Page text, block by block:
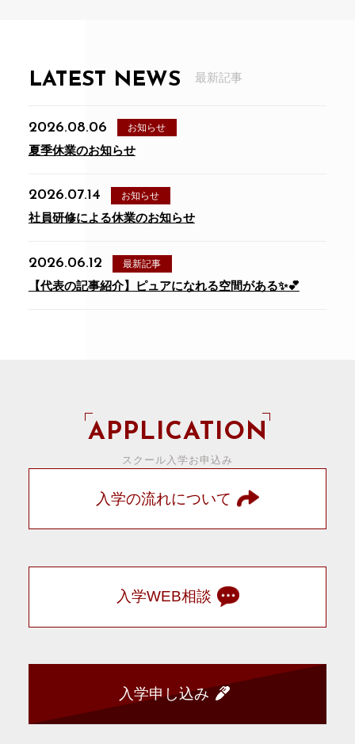
LATEST NEWS 最新記事
2026.08.06 お知らせ
夏季休業のお知らせ
2026.07.14 お知らせ
社員研修による休業のお知らせ
2026.06.12 最新記事
【代表の記事紹介】ピュアになれる空間がある✨💕
APPLICATION
スクール入学お申込み
入学の流れについて
入学WEB相談
入学申し込み